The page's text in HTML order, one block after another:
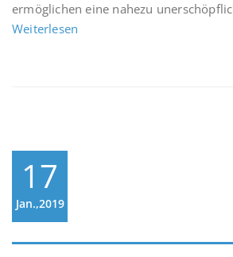
ermöglichen eine nahezu
Weiterlesen
17
Jan.,2019